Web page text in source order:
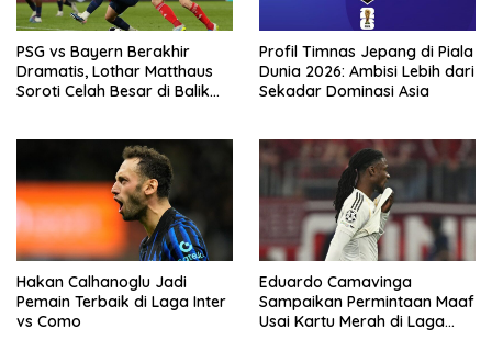
PSG vs Bayern Berakhir
Dramatis, Lothar Matthaus
Soroti Celah Besar di Balik
Profil Timnas Jepang di Piala
Dunia 2026: Ambisi Lebih dari
Sekadar Dominasi Asia
Hakan Calhanoglu Jadi
Pemain Terbaik di Laga Inter
vs Como
Eduardo Camavinga
Sampaikan Permintaan Maaf
Usai Kartu Merah di Laga